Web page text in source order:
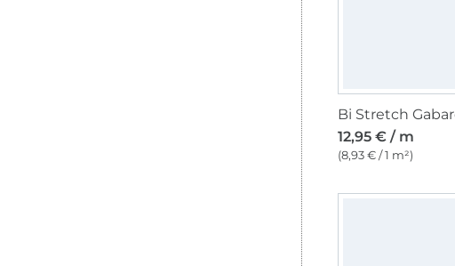
12,95 € / m
(8,93 € / 1 m²)